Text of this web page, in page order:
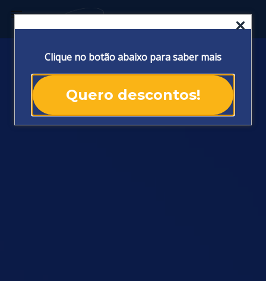
Clique no botão abaixo para saber mais
Quero descontos!
menu